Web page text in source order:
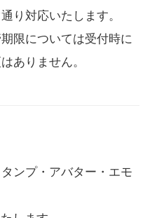
り対応いたします。
限については受付時に
ありません。
ンプ・アバター・エモ